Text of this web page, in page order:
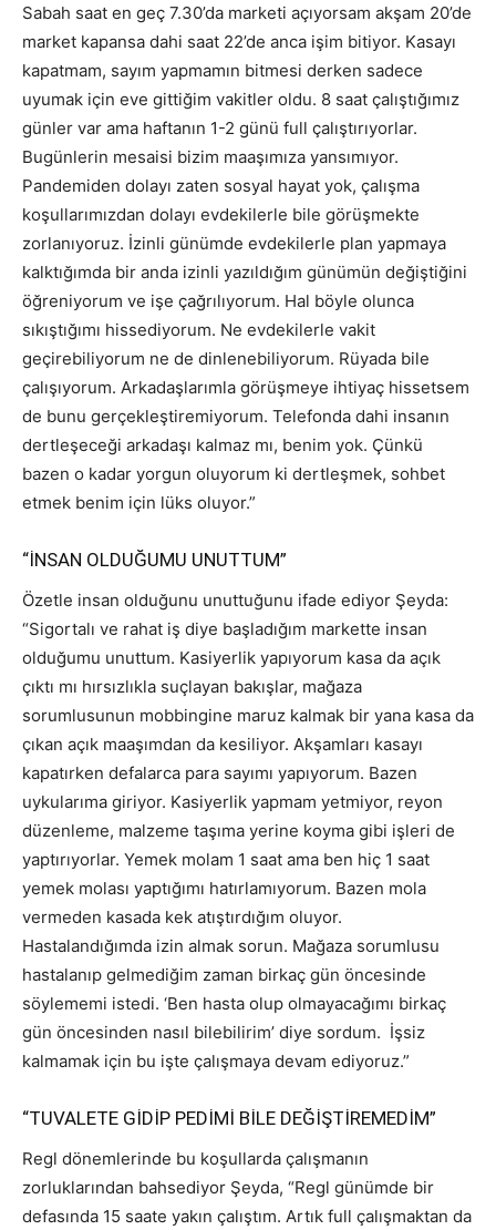
Sabah saat en geç 7.30’da marketi açıyorsam akşam 20’de
market kapansa dahi saat 22’de anca işim bitiyor. Kasayı
kapatmam, sayım yapmamın bitmesi derken sadece
uyumak için eve gittiğim vakitler oldu. 8 saat çalıştığımız
günler var ama haftanın 1-2 günü full çalıştırıyorlar.
Bugünlerin mesaisi bizim maaşımıza yansımıyor.
Pandemiden dolayı zaten sosyal hayat yok, çalışma
koşullarımızdan dolayı evdekilerle bile görüşmekte
zorlanıyoruz. İzinli günümde evdekilerle plan yapmaya
kalktığımda bir anda izinli yazıldığım günümün değiştiğini
öğreniyorum ve işe çağrılıyorum. Hal böyle olunca
sıkıştığımı hissediyorum. Ne evdekilerle vakit
geçirebiliyorum ne de dinlenebiliyorum. Rüyada bile
çalışıyorum. Arkadaşlarımla görüşmeye ihtiyaç hissetsem
de bunu gerçekleştiremiyorum. Telefonda dahi insanın
dertleşeceği arkadaşı kalmaz mı, benim yok. Çünkü
bazen o kadar yorgun oluyorum ki dertleşmek, sohbet
etmek benim için lüks oluyor.”
“İNSAN OLDUĞUMU UNUTTUM”
Özetle insan olduğunu unuttuğunu ifade ediyor Şeyda:
“Sigortalı ve rahat iş diye başladığım markette insan
olduğumu unuttum. Kasiyerlik yapıyorum kasa da açık
çıktı mı hırsızlıkla suçlayan bakışlar, mağaza
sorumlusunun mobbingine maruz kalmak bir yana kasa da
çıkan açık maaşımdan da kesiliyor. Akşamları kasayı
kapatırken defalarca para sayımı yapıyorum. Bazen
uykularıma giriyor. Kasiyerlik yapmam yetmiyor, reyon
düzenleme, malzeme taşıma yerine koyma gibi işleri de
yaptırıyorlar. Yemek molam 1 saat ama ben hiç 1 saat
yemek molası yaptığımı hatırlamıyorum. Bazen mola
vermeden kasada kek atıştırdığım oluyor.
Hastalandığımda izin almak sorun. Mağaza sorumlusu
hastalanıp gelmediğim zaman birkaç gün öncesinde
söylememi istedi. ‘Ben hasta olup olmayacağımı birkaç
gün öncesinden nasıl bilebilirim’ diye sordum. İşsiz
kalmamak için bu işte çalışmaya devam ediyoruz.”
“TUVALETE GİDİP PEDİMİ BİLE DEĞİŞTİREMEDİM”
Regl dönemlerinde bu koşullarda çalışmanın
zorluklarından bahsediyor Şeyda, “Regl günümde bir
defasında 15 saate yakın çalıştım. Artık full çalışmaktan da